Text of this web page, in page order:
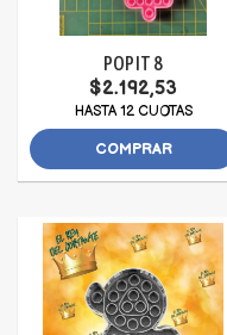
POP IT 8
$2.192,53
HASTA 12 CUOTAS
COMPRAR